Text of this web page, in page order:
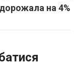
на 4%